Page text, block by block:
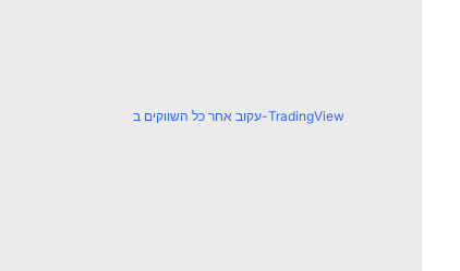
עקוב אחר כל השווקים ב-TradingView